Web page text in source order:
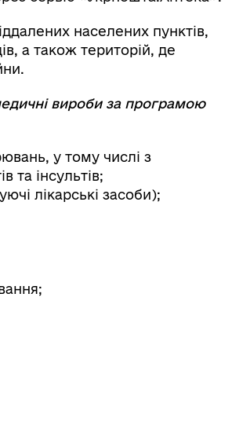
подання до
Ветеран PRO
населених пунктів,
а також територій, де
вироби за програмою
у тому числі з
та інсультів;
лікарські засоби);